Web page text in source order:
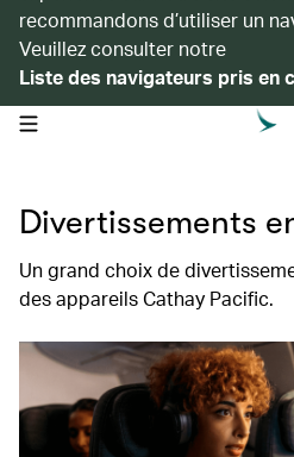
recommandons d’utiliser un
Veuillez consulter notre
Liste des navigateurs pris en
open navigation menu
Divertissements
Un grand choix de
des appareils Cathay Pacific.